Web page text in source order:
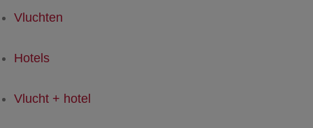
Vluchten
Hotels
Vlucht + hotel